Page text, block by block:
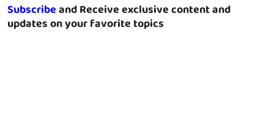
Subscribeand Receive exclusive content and
updates on your favorite topics